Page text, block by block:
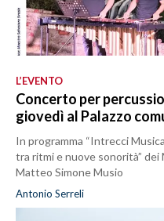
L’EVENTO
Concerto per
giovedì al Palazzo
In programma “Intrecci
tra ritmi e nuove sonorità”
Matteo Simone Musio
Antonio Serreli